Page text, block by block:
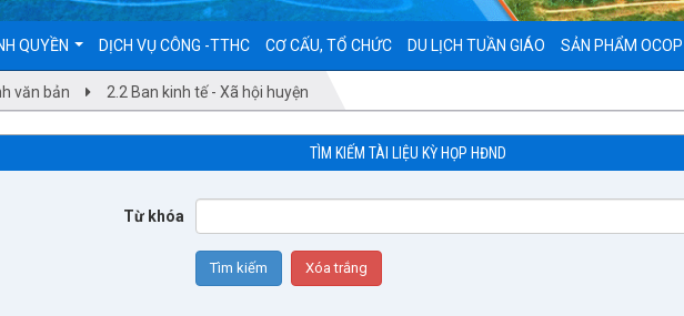
QUYỀN DỊCH VỤ CÔNG -TTHC CƠ CẤU, TỔ CHỨC DU LỊCH TUẦN GIÁO SẢN PHẨM OCOP
văn bản 2.2 Ban kinh tế - Xã hội huyện
TÌM KIẾM TÀI LIỆU KỲ HỌP HĐND
Từ khóa